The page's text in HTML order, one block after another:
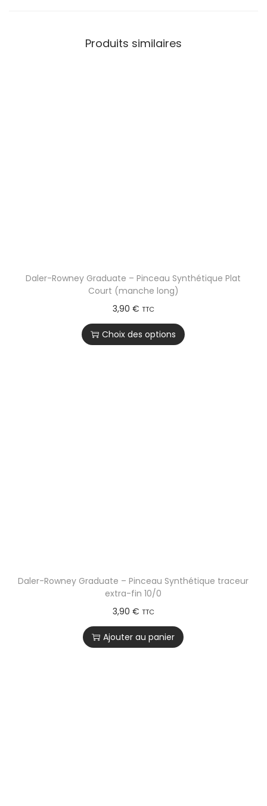
Produits similaires
Daler-Rowney Graduate – Pinceau Synthétique Plat
Court (manche long)
3,90 € TTC
Choix des options
Daler-Rowney Graduate – Pinceau Synthétique traceur
extra-fin 10/0
3,90 € TTC
Ajouter au panier